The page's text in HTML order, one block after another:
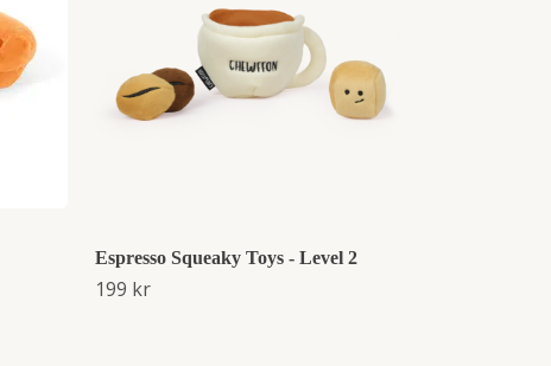
Espresso Squeaky Toys - Level 2
199 kr